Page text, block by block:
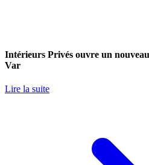
Intérieurs Privés ouvre un
Var
Lire la suite